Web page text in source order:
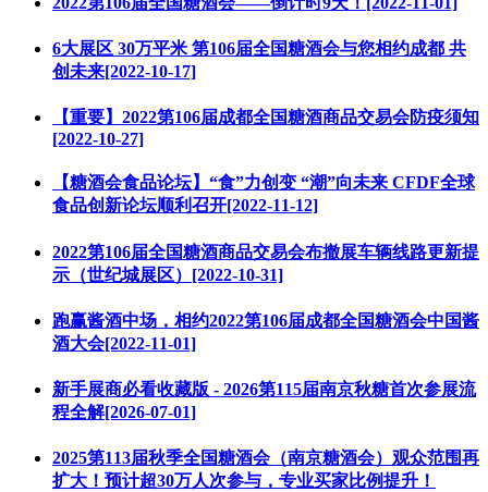
6大展区 30万平米 第106届全国糖酒会与您相约成都 共
创未来[2022-10-17]
【重要】2022第106届成都全国糖酒商品交易会防疫须知
[2022-10-27]
【糖酒会食品论坛】“食”力创变 “潮”向未来 CFDF全球
食品创新论坛顺利召开[2022-11-12]
2022第106届全国糖酒商品交易会布撤展车辆线路更新提
示（世纪城展区）[2022-10-31]
跑赢酱酒中场，相约2022第106届成都全国糖酒会中国酱
酒大会[2022-11-01]
新手展商必看收藏版 - 2026第115届南京秋糖首次参展流
程全解[2026-07-01]
2025第113届秋季全国糖酒会（南京糖酒会）观众范围再
扩大！预计超30万人次参与，专业买家比例提升！